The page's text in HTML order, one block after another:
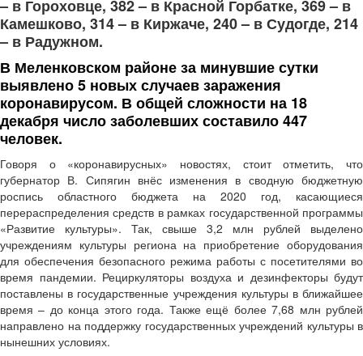
– в Гороховце, 382 – в Красной Горбатке, 369 – в
Камешково, 314 – в Киржаче, 240 – в Судогде, 214
– в Радужном.
В Меленковском районе за минувшие сутки
выявлено5 новых случаевзаражения
коронавирусом. В общей сложности на 18
декабря число заболевших составило447
человек.
Говоря о «коронавирусных» новостях, стоит отметить, что
губернатор В. Сипягин внёс изменения в сводную бюджетную
роспись областного бюджета на 2020 год, касающиеся
перераспределения средств в рамках государственной программы
«Развитие культуры». Так, свыше 3,2 млн рублей выделено
учреждениям культуры региона на приобретение оборудования
для обеспечения безопасного режима работы с посетителями во
время пандемии. Рециркуляторы воздуха и дезинфекторы будут
поставлены в государственные учреждения культуры в ближайшее
время – до конца этого года. Также ещё более 7,68 млн рублей
направлено на поддержку государственных учреждений культуры в
нынешних условиях.